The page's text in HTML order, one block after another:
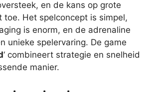
en de kans op grote
toe. Het spelconcept is simpel,
is enorm, en de adrenaline
unieke spelervaring. De game
‘ combineert strategie en snelheid
manier.